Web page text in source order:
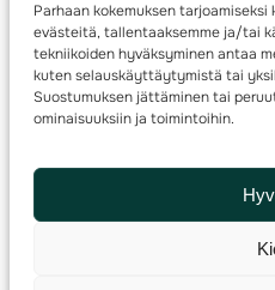
Parhaan kokemuksen
evästeitä, tallentaaksemme ja/tai
tekniikoiden hyväksyminen antaa
kuten selauskäyttäytymistä tai
Suostumuksen jättäminen tai
ominaisuuksiin ja toimintoihin.
Kartoitus
Ratamestari
© 2025 ·Suomen Suunnistusliitto·
info(a)suunnistusliitto.fi,Rastilipun
Kilpailut ja kuntorastit –